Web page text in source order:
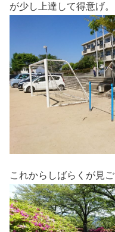
が少し上達して得意げ。
これからしばらくが見